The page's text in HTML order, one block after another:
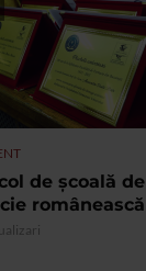
de școală de
românească